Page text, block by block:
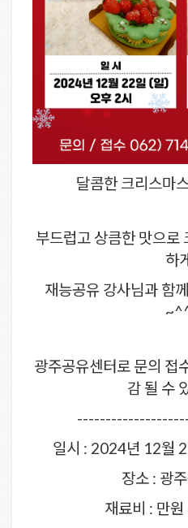
달콤한 크리스마
부드럽고 상큼한 맛으로
하
재능공유 강사님과 함
광주공유센터로 문의 접
감 될 수
일시 : 2024년 12월
장소 : 광
재료비 : 만